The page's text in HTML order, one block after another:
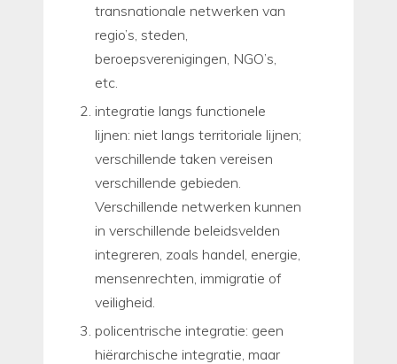
transnationale netwerken van
regio’s, steden,
beroepsverenigingen, NGO’s,
etc.
integratie langs functionele
lijnen: niet langs territoriale lijnen;
verschillende taken vereisen
verschillende gebieden.
Verschillende netwerken kunnen
in verschillende beleidsvelden
integreren, zoals handel, energie,
mensenrechten, immigratie of
veiligheid.
policentrische integratie: geen
hiërarchische integratie, maar